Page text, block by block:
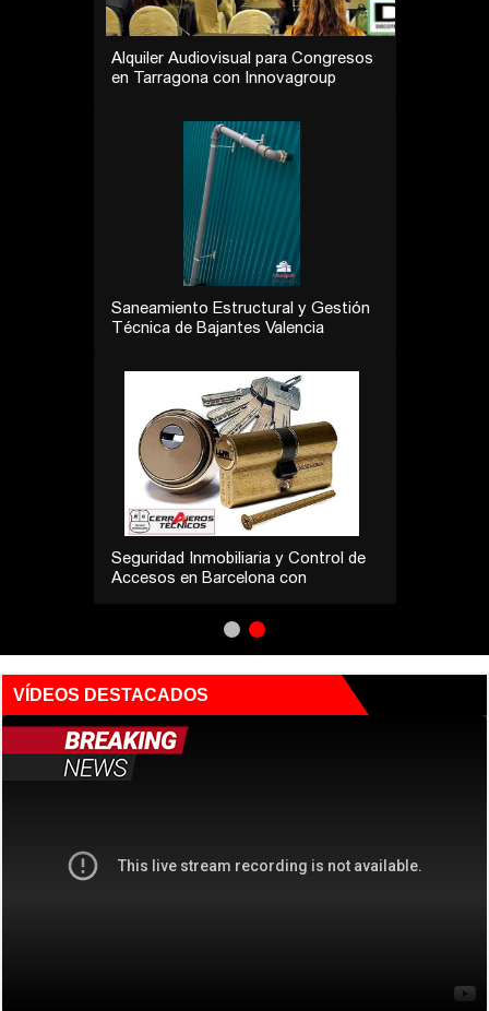
Alquiler Audiovisual para Congresos
en Tarragona con Innovagroup
Saneamiento Estructural y Gestión
Técnica de Bajantes Valencia
Seguridad Inmobiliaria y Control de
Accesos en Barcelona con
VÍDEOS DESTACADOS